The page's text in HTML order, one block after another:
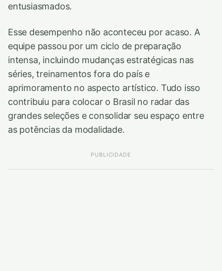
entusiasmados.
Esse desempenho não aconteceu por acaso. A
equipe passou por um ciclo de preparação
intensa, incluindo mudanças estratégicas nas
séries, treinamentos fora do país e
aprimoramento no aspecto artístico. Tudo isso
contribuiu para colocar o Brasil no radar das
grandes seleções e consolidar seu espaço entre
as potências da modalidade.
PUBLICIDADE